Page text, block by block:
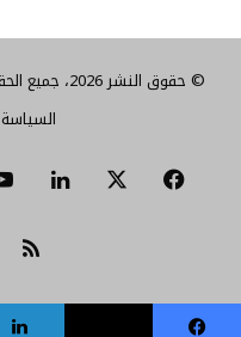
© حقوق النشر 2026، جميع الحقوق محفوظة |
السياسة
فيسبوك